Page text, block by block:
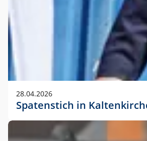
28.04.2026
Spatenstich in